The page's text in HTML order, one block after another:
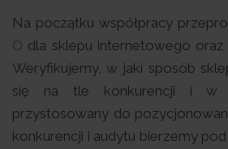
Na początku współpracy
O dla sklepu internetowego oraz
Weryfikujemy, w jaki sposób
się na tle konkurencji i w
przystosowany do
konkurencji i audytu bierzemy